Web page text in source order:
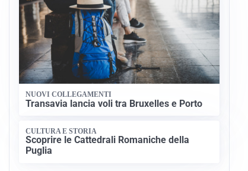
NUOVI COLLEGAMENTI
Transavia lancia voli tra Bruxelles e Porto
CULTURA E STORIA
Scoprire le Cattedrali Romaniche della
Puglia